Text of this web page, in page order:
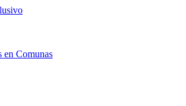
en Comunas